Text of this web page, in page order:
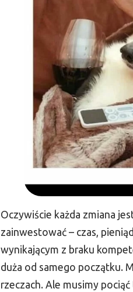
Oczywiście każda zmiana
zainwestować – czas,
wynikającym z braku
duża od samego początku.
rzeczach. Ale musimy